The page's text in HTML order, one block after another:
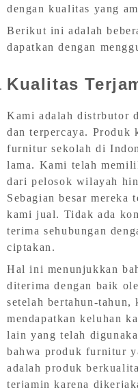
dengan kualitas yang
Berikut ini adalah
dapatkan dengan
Kualitas
Kami adalah distrbutor
dan terpercaya. Produk
furnitur sekolah di
lama. Kami telah
dari pelosok wilayah
Sebagian besar mereka
kami jual. Tidak ada
terima sehubungan
ciptakan.
Hal ini menunjukkan
diterima dengan baik
setelah bertahun-tahun,
mendapatkan keluhan
lain yang telah
bahwa produk furnitur
adalah produk
terjamin karena